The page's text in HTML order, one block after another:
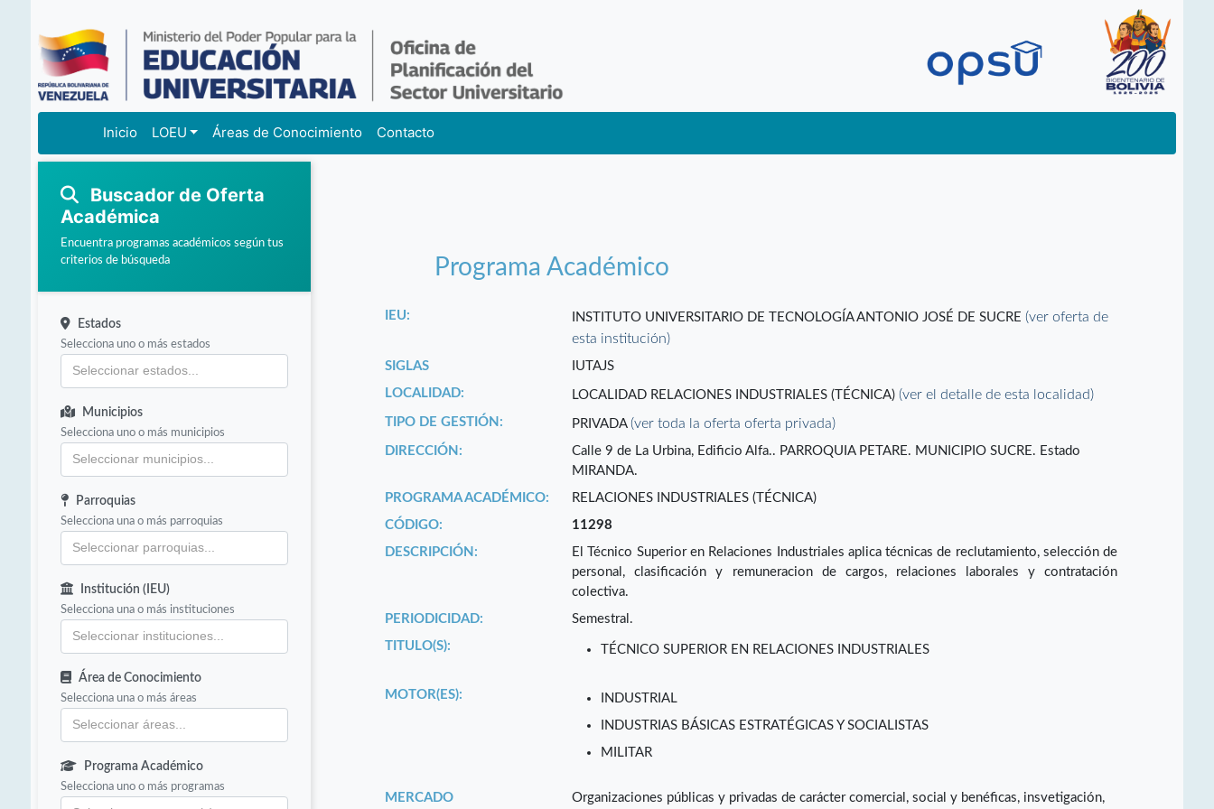
Inicio LOEU Áreas de Conocimiento Contacto
Buscador de Oferta
Académica
Encuentra programas académicos según tus
criterios de búsqueda
Estados
Selecciona uno o más estados
Municipios
Selecciona uno o más municipios
Parroquias
Selecciona una o más parroquias
Institución (IEU)
Selecciona una o más instituciones
Área de Conocimiento
Selecciona una o más áreas
Programa Académico
Selecciona uno o más programas
Programa Académico
IEU: INSTITUTO UNIVERSITARIO DE TECNOLOGÍA ANTONIO JOSÉ DE SUCRE(ver oferta de
esta institución)
SIGLAS
IUTAJS
LOCALIDAD:
LOCALIDAD RELACIONES INDUSTRIALES (TÉCNICA)(ver el detalle de esta localidad)
TIPO DE GESTIÓN: PRIVADA(ver toda la oferta oferta privada)
DIRECCIÓN:
Calle 9 de La Urbina, Edificio Alfa.. PARROQUIA PETARE. MUNICIPIO SUCRE. Estado
MIRANDA.
PROGRAMA ACADÉMICO:
RELACIONES INDUSTRIALES (TÉCNICA)
CÓDIGO:
11298
DESCRIPCIÓN:
El Técnico Superior en Relaciones Industriales aplica técnicas de reclutamiento, selección de
personal, clasificación y remuneracion de cargos, relaciones laborales y contratación
colectiva.
PERIODICIDAD:
Semestral.
TITULO(S):
TÉCNICO SUPERIOR EN RELACIONES INDUSTRIALES
MOTOR(ES):
INDUSTRIAL
INDUSTRIAS BÁSICAS ESTRATÉGICAS Y SOCIALISTAS
MILITAR
MERCADO
Organizaciones públicas y privadas de carácter comercial, social y benéficas, insvetigación,